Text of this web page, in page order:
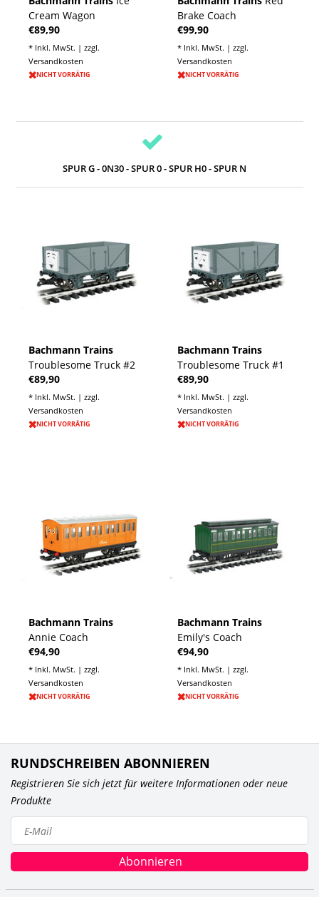
Cream Wagon
€89,90
* Inkl. MwSt. | zzgl.
Versandkosten
NICHT VORRÄTIG
Brake Coach
€99,90
* Inkl. MwSt. | zzgl.
Versandkosten
NICHT VORRÄTIG
SPUR G - 0N30 - SPUR 0 - SPUR H0 - SPUR N
Bachmann Trains
Troublesome Truck #2
€89,90
* Inkl. MwSt. | zzgl.
Versandkosten
NICHT VORRÄTIG
Bachmann Trains
Troublesome Truck #1
€89,90
* Inkl. MwSt. | zzgl.
Versandkosten
NICHT VORRÄTIG
Bachmann Trains
Annie Coach
€94,90
* Inkl. MwSt. | zzgl.
Versandkosten
NICHT VORRÄTIG
Bachmann Trains
Emily's Coach
€94,90
* Inkl. MwSt. | zzgl.
Versandkosten
NICHT VORRÄTIG
RUNDSCHREIBEN ABONNIEREN
Registrieren Sie sich jetzt für weitere Informationen oder neue
Produkte
Abonnieren